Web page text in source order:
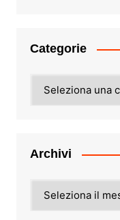
Categorie
Archivi